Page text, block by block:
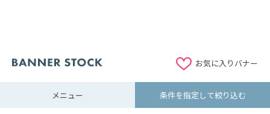
お気に入りバナー
メニュー 条件を指定して絞り込む